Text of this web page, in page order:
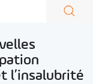
l’insalubrité